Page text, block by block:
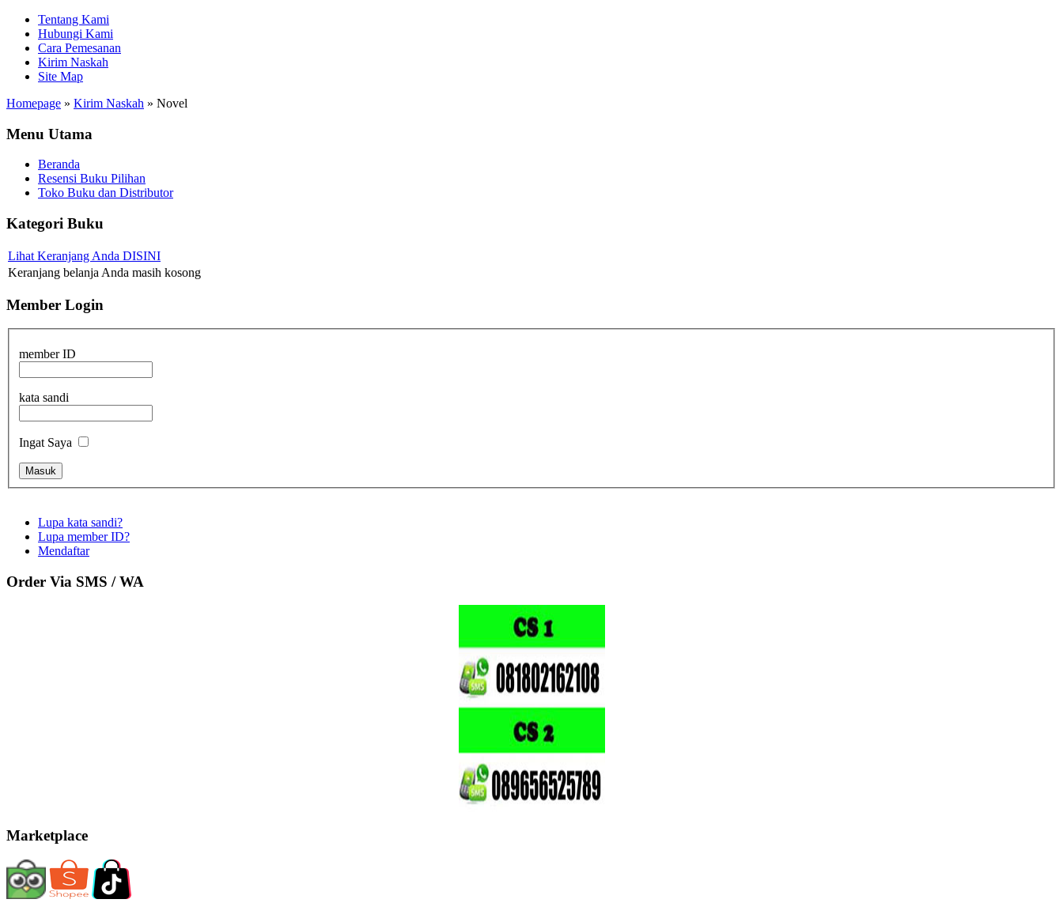
Tentang Kami
Hubungi Kami
Cara Pemesanan
Kirim Naskah
Site Map
Homepage » Kirim Naskah » Novel
Menu Utama
Beranda
Resensi Buku Pilihan
Toko Buku dan Distributor
Kategori Buku
Lihat Keranjang Anda DISINI
Keranjang belanja Anda masih kosong
Member Login
member ID
kata sandi
Ingat Saya
Lupa kata sandi?
Lupa member ID?
Mendaftar
Order Via SMS / WA
Marketplace